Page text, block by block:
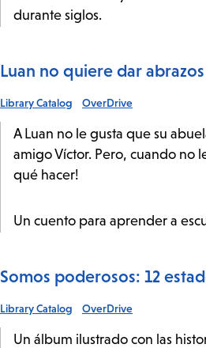
durante siglos.
Luan no quiere dar abrazos
Library Catalog OverDrive
A Luan no le gusta que su
amigo Víctor. Pero, cuando no
qué hacer!
Un cuento para aprender a
Somos poderosos: 12
Library Catalog OverDrive
Un álbum ilustrado con las